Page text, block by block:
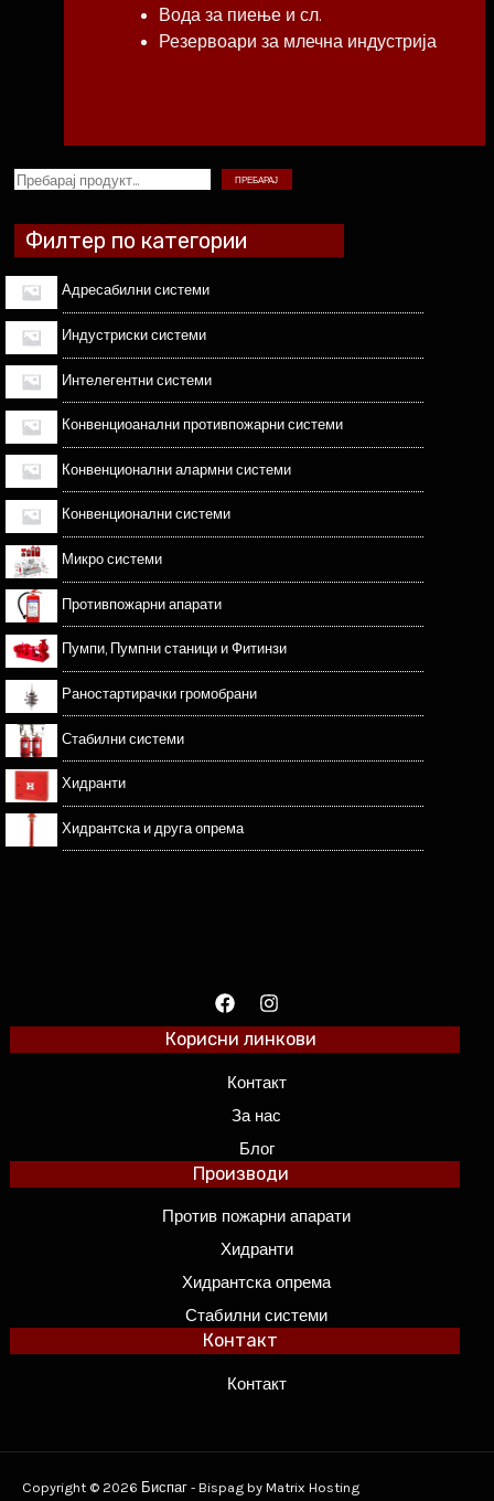
ПРЕБАРАЈ
Филтер по категории
Адресабилни системи
Индустриски системи
Интелегентни системи
Конвенциоанални противпожарни системи
Конвенционални алармни системи
Конвенционални системи
Микро системи
Противпожарни апарати
Пумпи, Пумпни станици и Фитинзи
Раностартирачки громобрани
Стабилни системи
Хидранти
Хидрантска и друга опрема
Вода за пиење и сл.
Резервоари за млечна индустрија
Корисни линкови
Контакт
За нас
Блог
Производи
Против пожарни апарати
Хидранти
Хидрантска опрема
Стабилни системи
Контакт
Контакт
Copyright © 2026 Биспаг - Bispag by Matrix Hosting